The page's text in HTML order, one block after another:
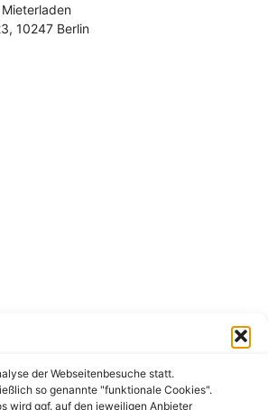
der Webseitenbesuche statt.
so genannte "funktionale Cookies".
wird ggf. auf den jeweiligen Anbieter
10247 Berlin